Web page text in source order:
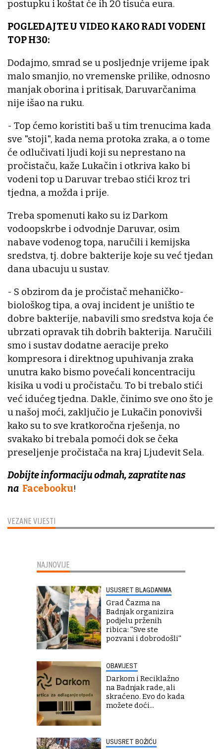
VEZANE VIJESTI
postupku i koštat će ih 20 tisuća eura.
POGLEDAJTE U VIDEO KAKO RADI VODENI
TOP H30:
Dodajmo, smrad se u posljednje vrijeme ipak
malo smanjio, no vremenske prilike, odnosno
manjak oborina i pritisak, Daruvarčanima
nije išao na ruku.
- Top ćemo koristiti baš u tim trenucima kada
sve "stoji", kada nema protoka zraka, a o tome
će odlučivati ljudi koji su neprestano na
pročistaču, kaže Lukačin i otkriva kako bi
vodeni top u Daruvar trebao stići kroz tri
tjedna, a možda i prije.
Treba spomenuti kako su iz Darkom
vodoopskrbe i odvodnje Daruvar, osim
nabave vodenog topa, naručili i kemijska
sredstva, tj. dobre bakterije koje su već tjedan
dana ubacuju u sustav.
- S obzirom da je pročistač mehaničko-
biološkog tipa, a ovaj incident je uništio te
dobre bakterije, nabavili smo sredstva koja će
ubrzati opravak tih dobrih bakterija. Naručili
smo i sustav dodatne aeracije preko
kompresora i direktnog upuhivanja zraka
unutra kako bismo povećali koncentraciju
kisika u vodi u pročistaču. To bi trebalo stići
već idućeg tjedna. Dakle, činimo sve ono što je
u našoj moći, zaključio je Lukačin ponovivši
kako su to sve kratkoročna rješenja, no
svakako bi trebala pomoći dok se čeka
preseljenje pročistača na kraj Ljudevit Sela.
Dobijte informaciju odmah, zapratite nas
na Facebooku!
NAJNOVIJE
USUSRET BLAGDANIMA
Grad Čazma na
Badnjak organizira
podjelu prženih
ribica: ''Sve ste
pozvani i dobrodošli''
OBAVIJEST
Darkom i Reciklažno
na Badnjak rade, ali
skraćeno. Evo do kada
možete doći...
USUSRET BOŽIĆU